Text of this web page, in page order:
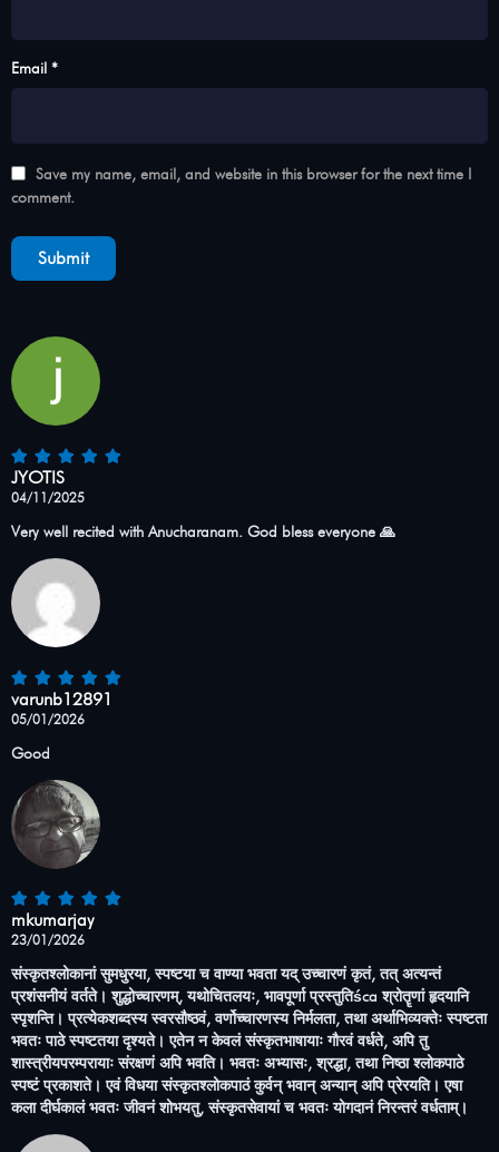
Email *
Save my name, email, and website in this browser for the next time I
comment.
JYOTIS
04/11/2025
Very well recited with Anucharanam. God bless everyone 🙏
varunb12891
05/01/2026
Good
mkumarjay
23/01/2026
संस्कृतश्लोकानां सुमधुरया, स्पष्टया च वाण्या भवता यद् उच्चारणं कृतं, तत् अत्यन्तं
प्रशंसनीयं वर्तते। शुद्धोच्चारणम्, यथोचितलयः, भावपूर्णा प्रस्तुतिśca श्रोतॄणां हृदयानि
स्पृशन्ति। प्रत्येकशब्दस्य स्वरसौष्ठवं, वर्णोच्चारणस्य निर्मलता, तथा अर्थाभिव्यक्तेः स्पष्टता
भवतः पाठे स्पष्टतया दृश्यते। एतेन न केवलं संस्कृतभाषायाः गौरवं वर्धते, अपि तु
शास्त्रीयपरम्परायाः संरक्षणं अपि भवति। भवतः अभ्यासः, श्रद्धा, तथा निष्ठा श्लोकपाठे
स्पष्टं प्रकाशते। एवं विधया संस्कृतश्लोकपाठं कुर्वन् भवान् अन्यान् अपि प्रेरयति। एषा
कला दीर्घकालं भवतः जीवनं शोभयतु, संस्कृतसेवायां च भवतः योगदानं निरन्तरं वर्धताम्।